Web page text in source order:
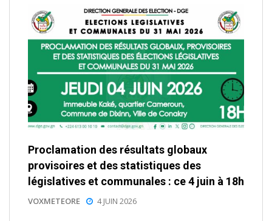
Proclamation des résultats globaux
provisoires et des statistiques des
législatives et communales : ce 4 juin à 18h
VOXMETEORE 4 JUIN 2026